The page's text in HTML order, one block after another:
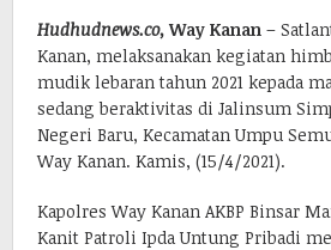
Hudhudnews.co,Way Kanan –
Kanan, melaksanakan kegiatan
mudik lebaran tahun 2021 kepada
sedang beraktivitas di Jalinsum
Negeri Baru, Kecamatan Umpu
Way Kanan. Kamis, (15/4/2021).
Kapolres Way Kanan AKBP Binsar
Kanit Patroli Ipda Untung Pribadi